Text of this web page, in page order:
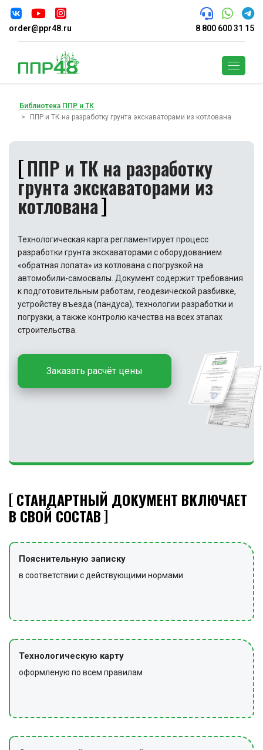
order@ppr48.ru 8 800 600 31 15
Библиотека ППР и ТК
ППР и ТК на разработку грунта экскаваторами из котлована
ППР и ТК на разработку
грунта экскаваторами из
котлована
Технологическая карта регламентирует процесс
разработки грунта экскаваторами с оборудованием
«обратная лопата» из котлована с погрузкой на
автомобили-самосвалы. Документ содержит требования
к подготовительным работам, геодезической разбивке,
устройству въезда (пандуса), технологии разработки и
погрузки, а также контролю качества на всех этапах
строительства.
Заказать расчёт цены
СТАНДАРТНЫЙ ДОКУМЕНТ ВКЛЮЧАЕТ
В СВОЙ СОСТАВ
Пояснительную записку
в соответствии с действующими нормами
Технологическую карту
оформленую по всем правилам